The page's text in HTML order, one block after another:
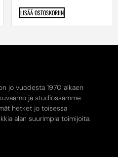
LISÄÄ OSTOSKORIIN
jo vuodesta 1970 alkaen
ja studiossamme
hetket jo toisessa
alan suurimpia toimijoita.